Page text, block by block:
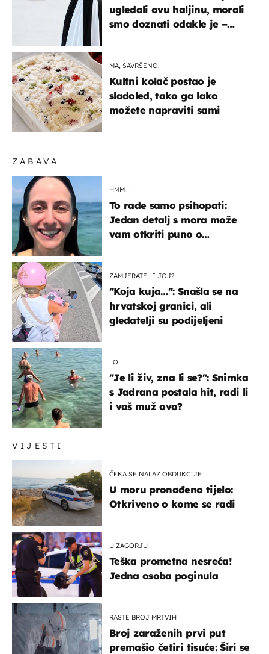
VIJESTI
ČEKA SE NALAZ OBDUKCIJE
U moru pronađeno tijelo:
Otkriveno o kome se radi
U ZAGORJU
Teška prometna nesreća!
Jedna osoba poginula
RASTE BROJ MRTVIH
Broj zaraženih prvi put
premašio četiri tisuće: Širi se
ZABAVA
HMM…
To rade samo psihopati:
Jedan detalj s mora može
vam otkriti puno o
ZAMJERATE LI JOJ?
"Koja kuja…": Snašla se na
hrvatskoj granici, ali
gledatelji su podijeljeni
LOL
"Je li živ, zna li se?": Snimka
s Jadrana postala hit, radi li
i vaš muž ovo?
ugledali ovu haljinu, morali
smo doznati odakle je –
MA, SAVRŠENO!
Kultni kolač postao je
sladoled, tako ga lako
možete napraviti sami